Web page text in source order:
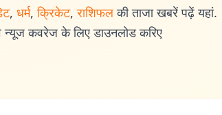
, धर्म, क्रिकेट, राशिफल की ताजा खबरें पढ़ें यहां.
न्यूज कवरेज के लिए डाउनलोड करिए